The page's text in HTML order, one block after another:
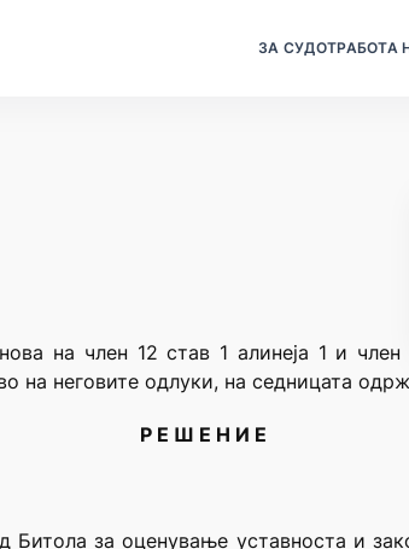
ЗА СУДОТРАБОТА
на член 12 став 1 алинеја 1 и
на неговите одлуки, на седницата
Р Е Ш Е Н И Е
за оценување уставноста и